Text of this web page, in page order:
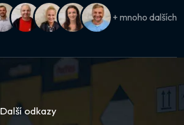
+ mnoho dalších
Další odkazy